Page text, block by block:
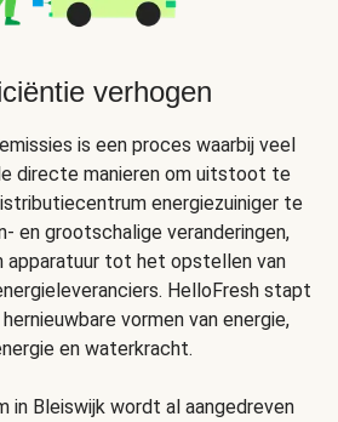
verhogen
is een proces waarbij veel
directe manieren om uitstoot te
energiezuiniger te
en grootschalige veranderingen,
apparatuur tot het opstellen van
HelloFresh stapt
vormen van energie,
en waterkracht.
in Bleiswijk wordt al aangedreven